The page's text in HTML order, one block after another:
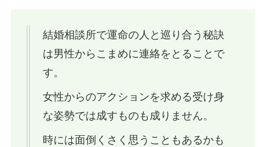
結婚相談所で運命の人と巡り合う秘訣
は男性からこまめに連絡をとることで
す。
女性からのアクションを求める受け身
な姿勢では成すものも成りません。
時には面倒くさく思うこともあるかも